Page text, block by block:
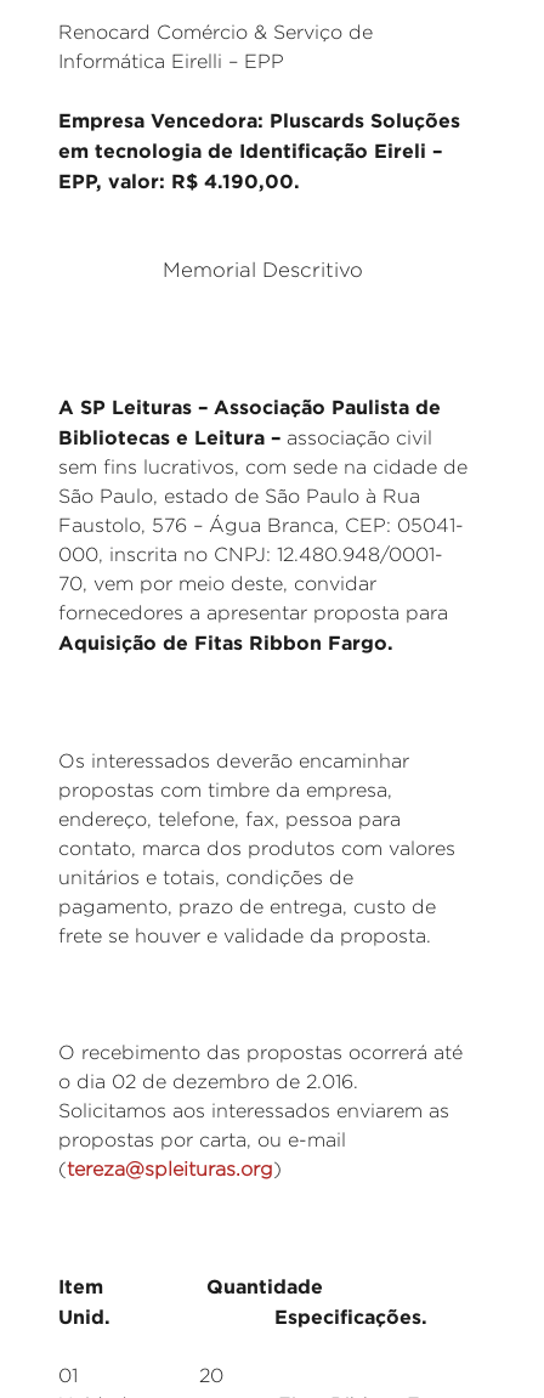
Renocard Comércio & Serviço de
Informática Eirelli – EPP
Empresa Vencedora: Pluscards Soluções
em tecnologia de Identificação Eireli –
EPP, valor: R$ 4.190,00.
Memorial Descritivo
A SP Leituras – Associação Paulista de
Bibliotecas e Leitura – associação civil
sem fins lucrativos, com sede na cidade de
São Paulo, estado de São Paulo à Rua
Faustolo, 576 – Água Branca, CEP: 05041-
000, inscrita no CNPJ: 12.480.948/0001-
70, vem por meio deste, convidar
fornecedores a apresentar proposta para
Aquisição de Fitas Ribbon Fargo.
Os interessados deverão encaminhar
propostas com timbre da empresa,
endereço, telefone, fax, pessoa para
contato, marca dos produtos com valores
unitários e totais, condições de
pagamento, prazo de entrega, custo de
frete se houver e validade da proposta.
O recebimento das propostas ocorrerá até
o dia 02 de dezembro de 2.016.
Solicitamos aos interessados enviarem as
propostas por carta, ou e-mail
(tereza@spleituras.org)
Item Quantidade
Unid. Especificações.
01 20